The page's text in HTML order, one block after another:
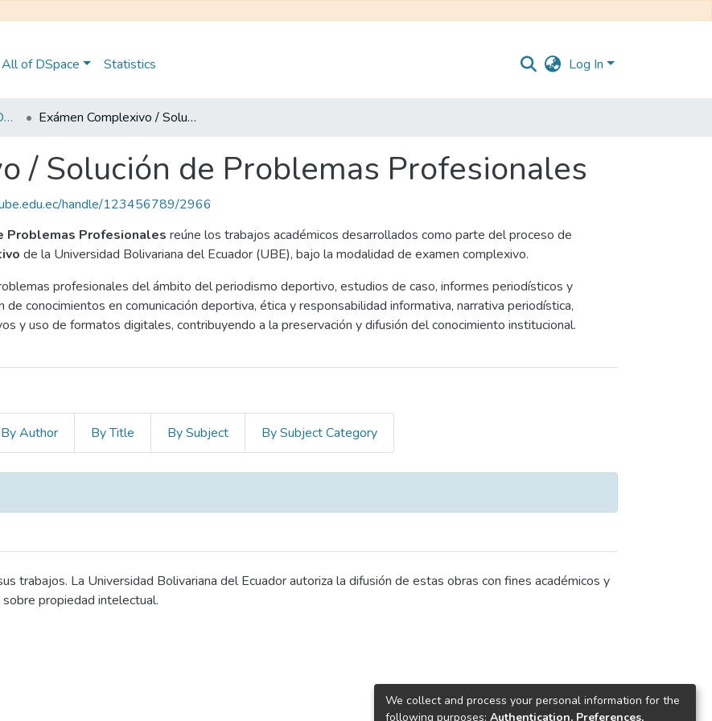
All of DSpace Statistics Log In
Maestría en Periodismo Deportivo Exámen Complexivo / Solución de Problemas Profesionales
/ Solución de Problemas Profesionales
handle/123456789/2966
Problemas Profesionales reúne los trabajos académicos desarrollados como parte del proceso de
de la Universidad Bolivariana del Ecuador (UBE), bajo la modalidad de examen complexivo.
profesionales del ámbito del periodismo deportivo, estudios de caso, informes periodísticos y
conocimientos en comunicación deportiva, ética y responsabilidad informativa, narrativa periodística,
y uso de formatos digitales, contribuyendo a la preservación y difusión del conocimiento institucional.
By Author By Title By Subject By Subject Category
trabajos. La Universidad Bolivariana del Ecuador autoriza la difusión de estas obras con fines académicos y
propiedad intelectual.
We collect and process your personal information for the
following purposes: Authentication, Preferences,